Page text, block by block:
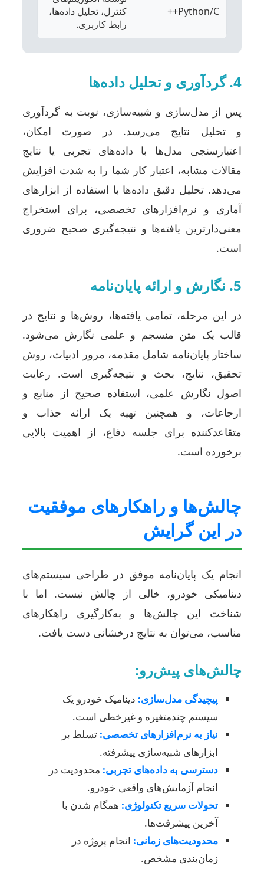
Python/C++
کنترل، تحلیل داده‌ها،
رابط کاربری.
4. گردآوری و تحلیل داده‌ها
پس از مدل‌سازی و شبیه‌سازی، نوبت به گردآوری
و تحلیل نتایج می‌رسد. در صورت امکان،
اعتبارسنجی مدل‌ها با داده‌های تجربی یا نتایج
مقالات مشابه، اعتبار کار شما را به شدت افزایش
می‌دهد. تحلیل دقیق داده‌ها با استفاده از ابزارهای
آماری و نرم‌افزارهای تخصصی، برای استخراج
معنی‌دارترین یافته‌ها و نتیجه‌گیری صحیح ضروری
است.
5. نگارش و ارائه پایان‌نامه
در این مرحله، تمامی یافته‌ها، روش‌ها و نتایج در
قالب یک متن منسجم و علمی نگارش می‌شود.
ساختار پایان‌نامه شامل مقدمه، مرور ادبیات، روش
تحقیق، نتایج، بحث و نتیجه‌گیری است. رعایت
اصول نگارش علمی، استفاده صحیح از منابع و
ارجاعات، و همچنین تهیه یک ارائه جذاب و
متقاعدکننده برای جلسه دفاع، از اهمیت بالایی
برخورده است.
چالش‌ها و راهکارهای موفقیت
در این گرایش
انجام یک پایان‌نامه موفق در طراحی سیستم‌های
دینامیکی خودرو، خالی از چالش نیست. اما با
شناخت این چالش‌ها و به‌کارگیری راهکارهای
مناسب، می‌توان به نتایج درخشانی دست یافت.
چالش‌های پیش‌رو:
پیچیدگی مدل‌سازی: دینامیک خودرو یک
سیستم چندمتغیره و غیرخطی است.
نیاز به نرم‌افزارهای تخصصی: تسلط بر
ابزارهای شبیه‌سازی پیشرفته.
دسترسی به داده‌های تجربی: محدودیت در
انجام آزمایش‌های واقعی خودرو.
تحولات سریع تکنولوژی: همگام شدن با
آخرین پیشرفت‌ها.
محدودیت‌های زمانی: انجام پروژه در
زمان‌بندی مشخص.